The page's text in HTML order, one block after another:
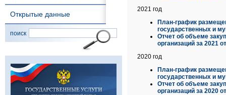
Открытые данные
поиск
2021 год
План-график
государственных и
Отчет об объеме
организаций за 2021
2020 год
План-график
государственных и
Отчет об объеме
организаций за 2020